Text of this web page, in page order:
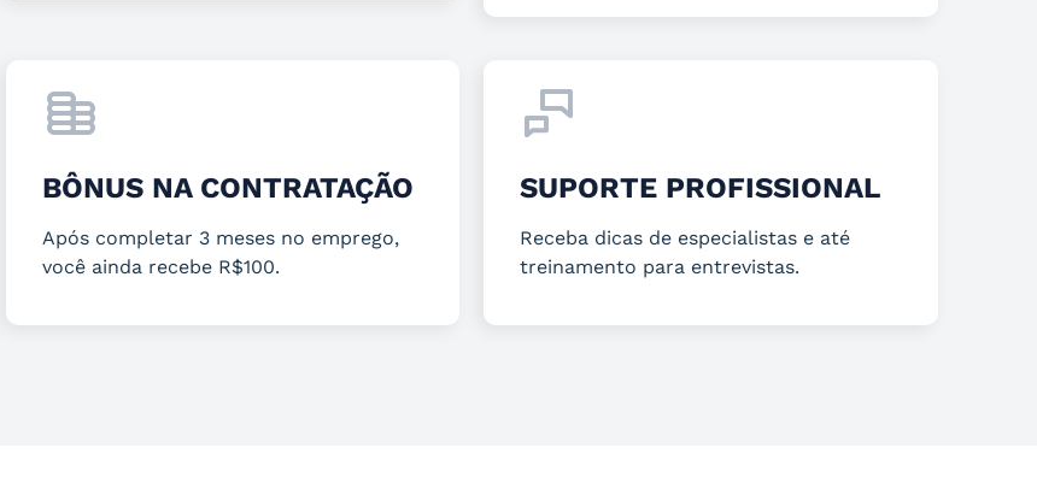
BÔNUS NA CONTRATAÇÃO
Após completar 3 meses no emprego,
você ainda recebe R$100.
SUPORTE PROFISSIONAL
Receba dicas de especialistas e até
treinamento para entrevistas.